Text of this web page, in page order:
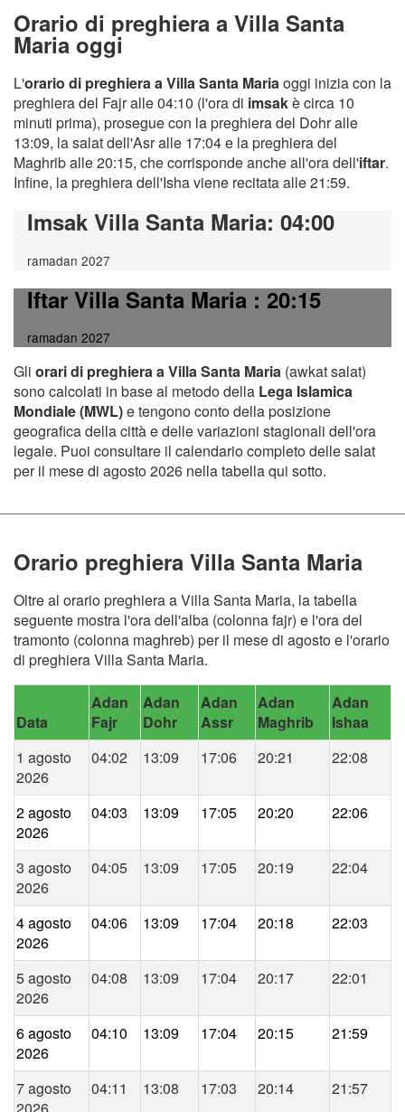
Orario di preghiera a Villa Santa
Maria oggi
L'orario di preghiera a Villa Santa Mariaoggi inizia con la
preghiera del Fajr alle 04:10 (l'ora di imsakè circa 10
minuti prima), prosegue con la preghiera del Dohr alle
13:09, la salat dell'Asr alle 17:04 e la preghiera del
Maghrib alle 20:15, che corrisponde anche all'ora dell'iftar.
Infine, la preghiera dell'Isha viene recitata alle 21:59.
Imsak Villa Santa Maria: 04:00
ramadan 2027
Iftar Villa Santa Maria: 20:15
ramadan 2027
Gli orari di preghiera a Villa Santa Maria (awkat salat)
sono calcolati in base al metodo della Lega Islamica
Mondiale (MWL)e tengono conto della posizione
geografica della città e delle variazioni stagionali dell'ora
legale. Puoi consultare il calendario completo delle salat
per il mese di agosto 2026 nella tabella qui sotto.
Orario preghiera Villa Santa Maria
Oltre al orario preghiera a Villa Santa Maria, la tabella
seguente mostra l'ora dell'alba (colonna fajr) e l'ora del
tramonto (colonna maghreb) per il mese di agosto e l'orario
di preghiera Villa Santa Maria.
Data
Adan
Fajr
Adan
Dohr
Adan
Assr
Adan
Maghrib
Adan
Ishaa
1 agosto
2026
04:02 13:09 17:06 20:21 22:08
2 agosto
2026
04:03 13:09 17:05 20:20 22:06
3 agosto
2026
04:05 13:09 17:05 20:19 22:04
4 agosto
2026
04:06 13:09 17:04 20:18 22:03
5 agosto
2026
04:08 13:09 17:04 20:17 22:01
6 agosto
2026
04:10 13:09 17:04 20:15 21:59
7 agosto
04:11 13:08 17:03 20:14 21:57